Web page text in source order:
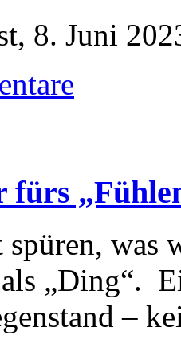
8. Juni
fürs
was
„Ding“.
–